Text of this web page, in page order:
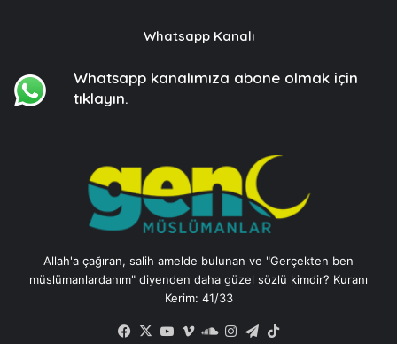
Whatsapp Kanalı
Whatsapp kanalımıza abone olmak için
tıklayın.
Allah'a çağıran, salih amelde bulunan ve "Gerçekten ben
müslümanlardanım" diyenden daha güzel sözlü kimdir? Kuranı
Kerim: 41/33
Facebook
X YouTube
VimeoSoundCloud
Instagram
Telegram